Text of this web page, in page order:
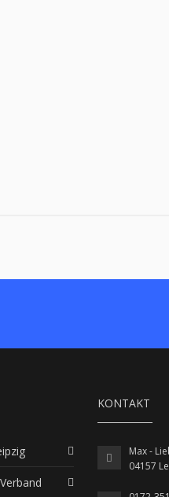
KONTAKT
Max -
04157